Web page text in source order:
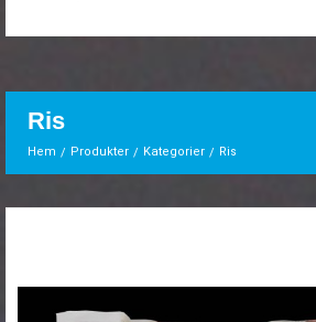
Ris
Hem Produkter Kategorier Ris